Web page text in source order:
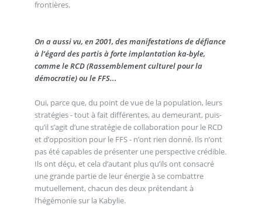
frontières.
On a aussi vu, en 2001, des manifestations de défiance
à l’égard des partis à forte implantation ka-byle,
comme le RCD (Rassemblement culturel pour la
démocratie) ou le FFS...
Oui, parce que, du point de vue de la population, leurs
stratégies - tout à fait différentes, au demeurant, puis-
qu’il s’agit d’une stratégie de collaboration pour le RCD
et d’opposition pour le FFS - n’ont rien donné. Ils n’ont
pas été capables de présenter une perspective crédible.
Ils ont déçu, et cela d’autant plus qu’ils ont consacré
une grande partie de leur énergie à se combattre
mutuellement, chacun des deux prétendant à
l’hégémonie sur la Kabylie.